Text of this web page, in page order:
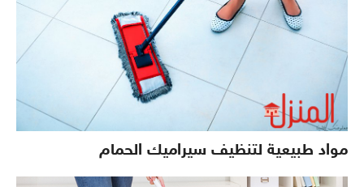
مواد طبيعية لتنظيف سيراميك الحمام